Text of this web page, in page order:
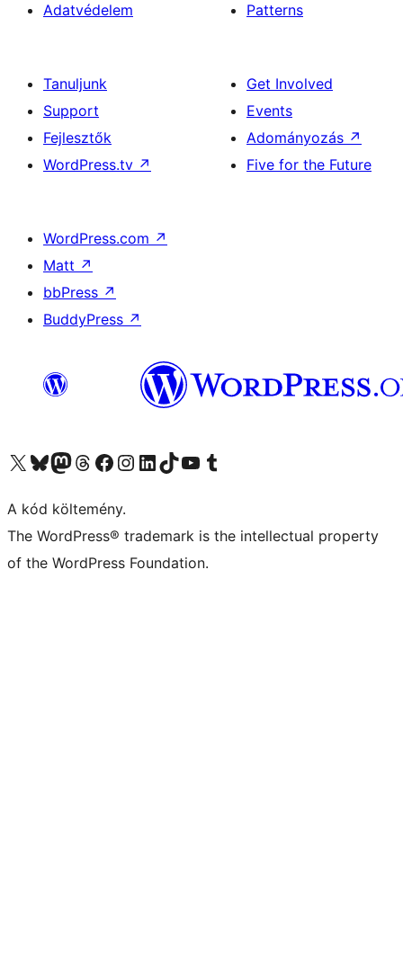
Adatvédelem
Patterns
Tanuljunk
Support
Fejlesztők
WordPress.tv ↗
Get Involved
Events
Adományozás ↗
Five for the Future
WordPress.com ↗
Matt ↗
bbPress ↗
BuddyPress ↗
Visit our X (formerly Twitter) account
Visit our Bluesky account
Twitter csatornánk
Visit our Threads account
Facebook oldalunk megtekintése
Visit our Instagram account
Visit our LinkedIn account
Visit our TikTok account
Visit our YouTube channel
Visit our Tumblr account
A kód költemény.
The WordPress® trademark is the intellectual property
of the WordPress Foundation.